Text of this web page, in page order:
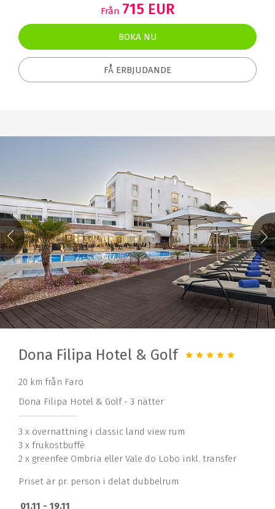
Från 715 EUR
BOKA NU
FÅ ERBJUDANDE
Dona Filipa Hotel & Golf
20 km från Faro
Dona Filipa Hotel & Golf - 3 nätter
3 x övernattning i classic land view rum
3 x frukostbuffé
2 x greenfee Ombria eller Vale do Lobo inkl. transfer
Priset är pr. person i delat dubbelrum
01.11 - 19.11